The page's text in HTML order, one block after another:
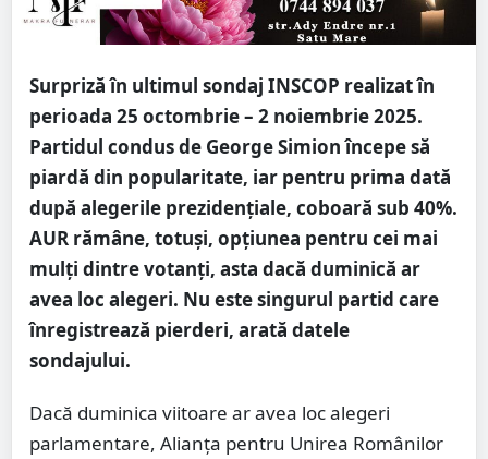
Surpriză în ultimul sondaj INSCOP realizat în
perioada 25 octombrie – 2 noiembrie 2025.
Partidul condus de George Simion începe să
piardă din popularitate, iar pentru prima dată
după alegerile prezidențiale, coboară sub 40%.
AUR rămâne, totuși, opțiunea pentru cei mai
mulți dintre votanți, asta dacă duminică ar
avea loc alegeri. Nu este singurul partid care
înregistrează pierderi, arată datele
sondajului.
Dacă duminica viitoare ar avea loc alegeri
parlamentare, Alianța pentru Unirea Românilor